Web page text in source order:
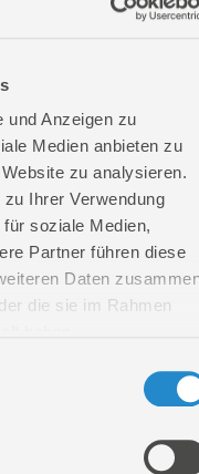
und Anzeigen zu
Medien anbieten zu
zu analysieren.
Ihrer Verwendung
soziale Medien,
Partner führen diese
Daten
die sie im Rahmen